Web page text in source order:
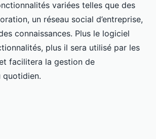
variées telles que des
un réseau social d’entreprise,
connaissances. Plus le logiciel
plus il sera utilisé par les
facilitera la gestion de
quotidien.